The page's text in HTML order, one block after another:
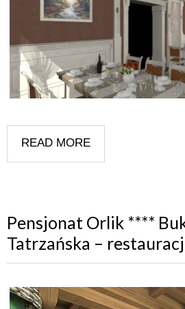
READ MORE
Pensjonat Orlik ****
Tatrzańska –